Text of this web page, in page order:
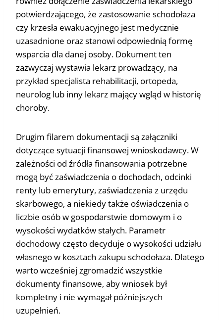
potwierdzającego, że zastosowanie schodołaza
czy krzesła ewakuacyjnego jest medycznie
uzasadnione oraz stanowi odpowiednią formę
wsparcia dla danej osoby. Dokument ten
zazwyczaj wystawia lekarz prowadzący, na
przykład specjalista rehabilitacji, ortopeda,
neurolog lub inny lekarz mający wgląd w historię
choroby.
Drugim filarem dokumentacji są załączniki
dotyczące sytuacji finansowej wnioskodawcy. W
zależności od źródła finansowania potrzebne
mogą być zaświadczenia o dochodach, odcinki
renty lub emerytury, zaświadczenia z urzędu
skarbowego, a niekiedy także oświadczenia o
liczbie osób w gospodarstwie domowym i o
wysokości wydatków stałych. Parametr
dochodowy często decyduje o wysokości udziału
własnego w kosztach zakupu schodołaza. Dlatego
warto wcześniej zgromadzić wszystkie
dokumenty finansowe, aby wniosek był
kompletny i nie wymagał późniejszych
uzupełnień.